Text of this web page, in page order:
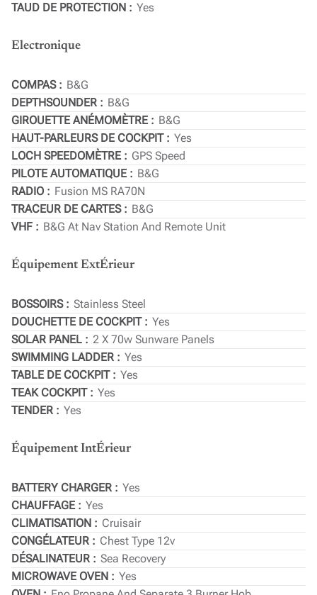
TAUD DE PROTECTION
Yes
Electronique
COMPAS
B&G
DEPTHSOUNDER
B&G
GIROUETTE ANÉMOMÈTRE
B&G
HAUT-PARLEURS DE COCKPIT
Yes
LOCH SPEEDOMÈTRE
GPS Speed
PILOTE AUTOMATIQUE
B&G
RADIO
Fusion MS RA70N
TRACEUR DE CARTES
B&G
VHF
B&G At Nav Station And Remote Unit
Équipement ExtÉrieur
BOSSOIRS
Stainless Steel
DOUCHETTE DE COCKPIT
Yes
SOLAR PANEL
2 X 70w Sunware Panels
SWIMMING LADDER
Yes
TABLE DE COCKPIT
Yes
TEAK COCKPIT
Yes
TENDER
Yes
Équipement IntÉrieur
BATTERY CHARGER
Yes
CHAUFFAGE
Yes
CLIMATISATION
Cruisair
CONGÉLATEUR
Chest Type 12v
DÉSALINATEUR
Sea Recovery
MICROWAVE OVEN
Yes